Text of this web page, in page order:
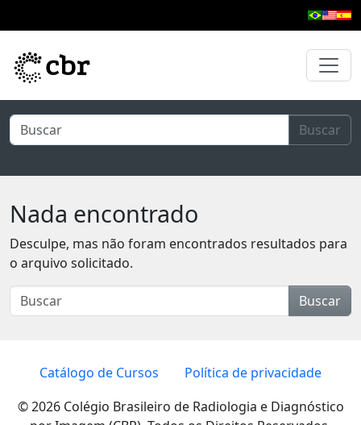
Buscar
Nada encontrado
Desculpe, mas não foram encontrados resultados para
o arquivo solicitado.
Buscar
Catálogo de Cursos
Política de privacidade
© 2026 Colégio Brasileiro de Radiologia e Diagnóstico